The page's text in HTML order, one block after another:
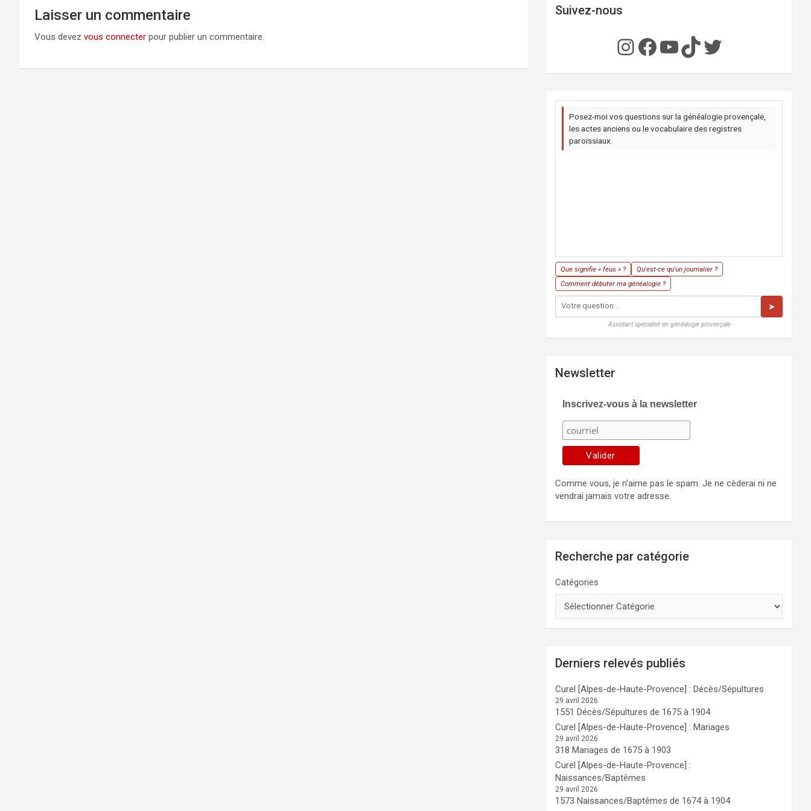
Laisser un commentaire
Vous devez vous connecter pour publier un commentaire.
Suivez-nous
Instagram
Facebook
YouTube
TikTok
Twitter
Posez-moi vos questions sur la généalogie provençale,
les actes anciens ou le vocabulaire des registres
paroissiaux.
Que signifie « feus » ?
Qu'est-ce qu'un journalier ?
Comment débuter ma généalogie ?
➤
Assistant spécialisé en généalogie provençale
Newsletter
Inscrivez-vous à la newsletter
Comme vous, je n'aime pas le spam. Je ne cèderai ni ne
vendrai jamais votre adresse.
Recherche par catégorie
Catégories
Derniers relevés publiés
Curel [Alpes-de-Haute-Provence] : Décès/Sépultures
29 avril 2026
1551 Décès/Sépultures de 1675 à 1904
Curel [Alpes-de-Haute-Provence] : Mariages
29 avril 2026
318 Mariages de 1675 à 1903
Curel [Alpes-de-Haute-Provence] :
Naissances/Baptêmes
29 avril 2026
1573 Naissances/Baptêmes de 1674 à 1904